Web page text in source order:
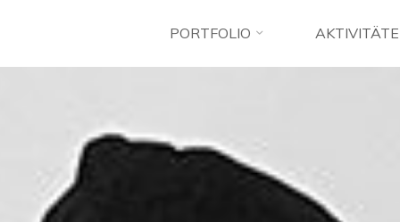
PORTFOLIO